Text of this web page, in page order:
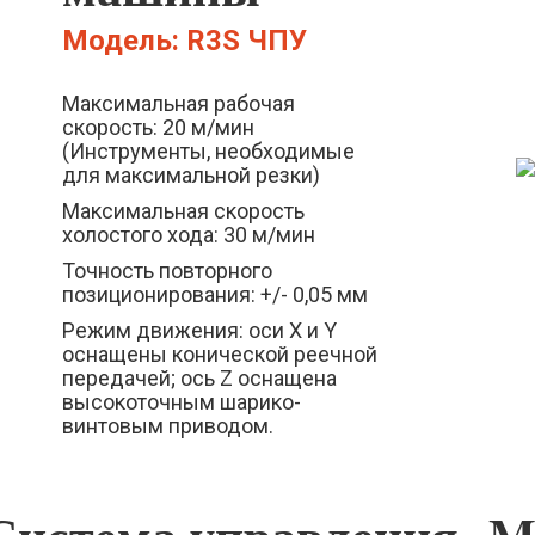
Модель: R3S ЧПУ
Максимальная рабочая
скорость: 20 м/мин
(Инструменты, необходимые
для максимальной резки)
Максимальная скорость
холостого хода: 30 м/мин
Точность повторного
позиционирования: +/- 0,05 мм
Режим движения: оси X и Y
оснащены конической реечной
передачей; ось Z оснащена
высокоточным шарико-
винтовым приводом.